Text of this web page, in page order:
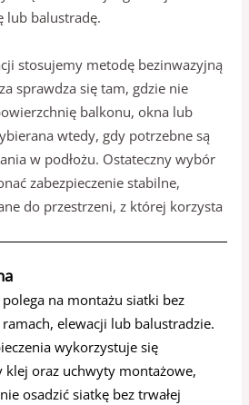
lub balustradę.
stosujemy metodę bezinwazyjną
sprawdza się tam, gdzie nie
balkonu, okna lub
wtedy, gdy potrzebne są
w podłożu. Ostateczny wybór
zabezpieczenie stabilne,
do przestrzeni, z której korzysta
na montażu siatki bez
elewacji lub balustradzie.
wykorzystuje się
oraz uchwyty montażowe,
osadzić siatkę bez trwałej